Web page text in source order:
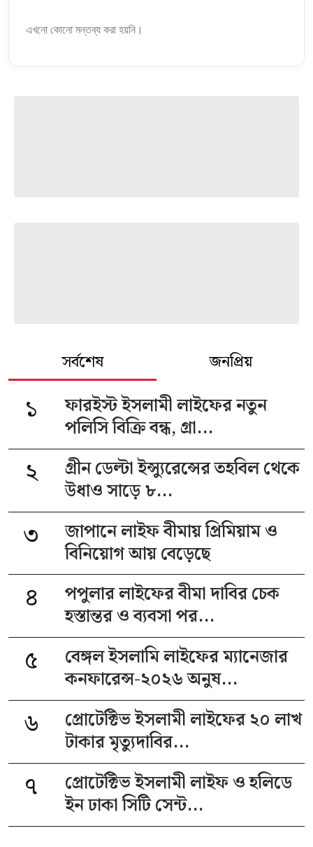
এখনো কোনো মন্তব্য করা হয়নি।
সর্বশেষ জনপ্রিয়
১
ফারইস্ট ইসলামী লাইফের নতুন
পলিসি বিক্রি বন্ধ, গ্রা...
২
গ্রীন ডেল্টা ইন্স্যুরেন্সের তহবিল থেকে
উধাও সাড়ে ৮...
৩
জাপানে লাইফ বীমায় প্রিমিয়াম ও
বিনিয়োগ আয় বেড়েছে
৪
পপুলার লাইফের বীমা দাবির চেক
হস্তান্তর ও ব্যবসা পর...
৫
বেঙ্গল ইসলামি লাইফের ম্যানেজার
কনফারেন্স-২০২৬ অনুষ...
৬
প্রোটেক্টিভ ইসলামী লাইফের ২০ লাখ
টাকার মৃত্যুদাবির...
৭
প্রোটেক্টিভ ইসলামী লাইফ ও হলিডে
ইন ঢাকা সিটি সেন্ট...